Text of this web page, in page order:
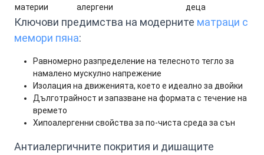
материи
алергени
деца
Ключови предимства на модерните матраци с
мемори пяна:
Равномерно разпределение на телесното тегло за
намалено мускулно напрежение
Изолация на движенията, което е идеално за двойки
Дълготрайност и запазване на формата с течение на
времето
Хипоалергенни свойства за по-чиста среда за сън
Антиалергичните покрития и дишащите